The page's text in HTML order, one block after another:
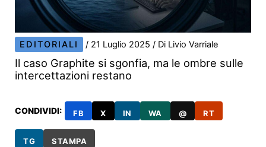
EDITORIALI / 21 Luglio 2025/ Di Livio Varriale
Il caso Graphite si sgonfia, ma le ombre sulle
intercettazioni restano
CONDIVIDI: FB X IN WA @ RT
TG STAMPA